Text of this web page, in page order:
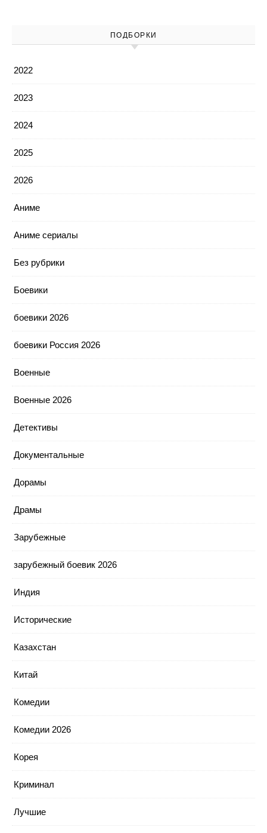
ПОДБОРКИ
2022
2023
2024
2025
2026
Аниме
Аниме сериалы
Без рубрики
Боевики
боевики 2026
боевики Россия 2026
Военные
Военные 2026
Детективы
Документальные
Дорамы
Драмы
Зарубежные
зарубежный боевик 2026
Индия
Исторические
Казахстан
Китай
Комедии
Комедии 2026
Корея
Криминал
Лучшие